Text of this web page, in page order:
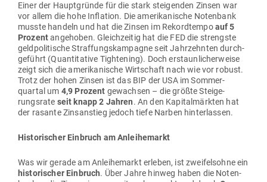
Einer der Haupt­gründe für die stark stei­genden Zinsen war
vor allem die hohe Inflation. Die ame­ri­ka­nische Notenbank
musste handeln und hat die Zinsen im Rekord­tempoauf 5
Prozentange­hoben. Gleich­zeitig hat die FED die strengste
geld­po­li­tische Straf­fungs­kam­pagne seit Jahr­zehnten durch­
ge­führt (Quan­ti­tative Tigh­tening). Doch erstaun­li­cher­weise
zeigt sich die ame­ri­ka­nische Wirt­schaft nach wie vor robust.
Trotz der hohen Zinsen ist das BIP der USA im Som­mer­
quartal um 4,9 Prozent gewachsen – die größte Stei­ge­
rungsrate seit knapp 2 Jahren. An den Kapi­tal­märkten hat
der rasante Zins­an­stieg jedoch tiefe Narben hinterlassen.
His­to­ri­scher Ein­bruch am Anleihemarkt
Was wir gerade am Anlei­he­markt erleben, ist zwei­felsohne ein
his­to­ri­scher Ein­bruch. Über Jahre hinweg haben die Noten­